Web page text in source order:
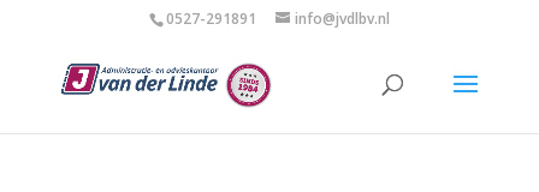
0527-291891 info@jvdlbv.nl